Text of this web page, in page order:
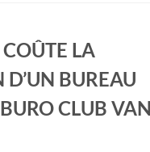
LA
BUREAU
CLUB